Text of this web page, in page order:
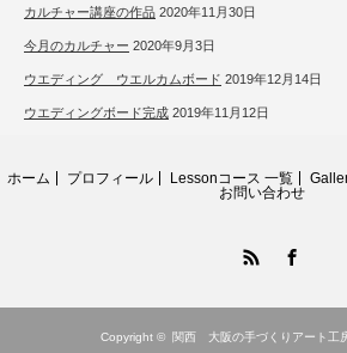
カルチャー講座の作品 2020年11月30日
今月のカルチャー 2020年9月3日
ウエディング ウエルカムボード 2019年12月14日
ウエディングボード完成 2019年11月12日
ホーム プロフィール Lessonコース 一覧
お問い合わせ
Copyright © 関西 大阪の手づくりアート工